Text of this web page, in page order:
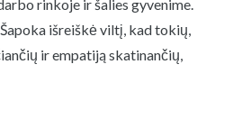
rinkoje ir šalies gyvenime.
išreiškė viltį, kad tokių,
ir empatiją skatinančių,